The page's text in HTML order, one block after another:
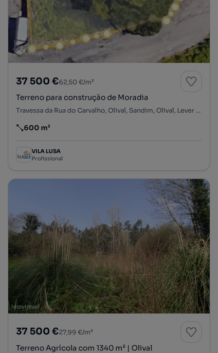
37 500 €62,50 €/m²
Terreno para construção de Moradia
Travessa da Rua do Carvalho, Olival, Sandim, Olival, Lever e Crestuma, Vila Nova de Gaia, Porto
Preço por metro quadrado
600 m²
VILA LUSA
Profissional
37 500 €27,99 €/m²
Terreno Agrícola com 1340 m² | Olival